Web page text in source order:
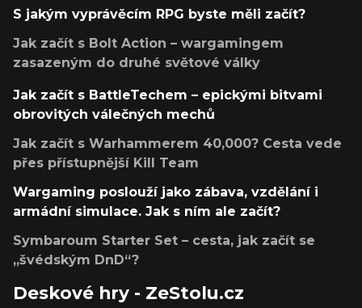
S jakým vyprávěcím RPG byste měli začít?
Jak začít s Bolt Action – wargamingem
zasazeným do druhé světové války
Jak začít s BattleTechem – epickými bitvami
obrovitých válečných mechů
Jak začít s Warhammerem 40,000? Cesta vede
přes přístupnější Kill Team
Wargaming poslouží jako zábava, vzdělání i
armádní simulace. Jak s ním ale začít?
Symbaroum Starter Set – cesta, jak začít se
„švédským DnD“?
Deskové hry - ZeStolu.cz